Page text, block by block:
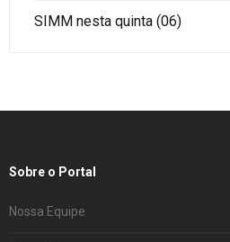
SIMM nesta quinta (06)
Sobre o Portal
Nossa Equipe